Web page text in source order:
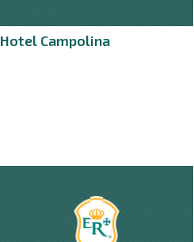
Hotel Campolina